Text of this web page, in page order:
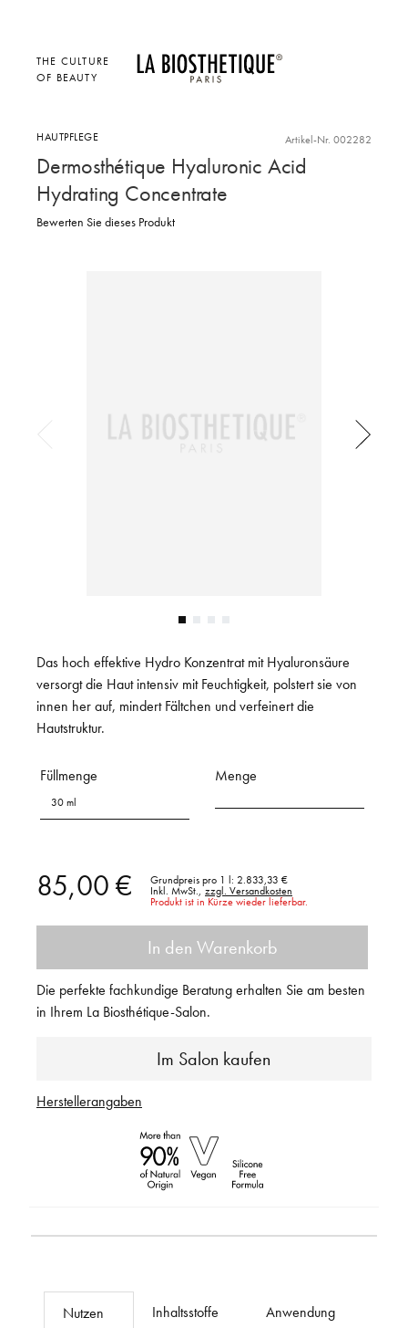
THE CULTURE
OF BEAUTY
HAUTPFLEGE Artikel-Nr. 002282
Dermosthétique Hyaluronic Acid
Hydrating Concentrate
Bewerten Sie dieses Produkt
Das hoch effektive Hydro Konzentrat mit Hyaluronsäure
versorgt die Haut intensiv mit Feuchtigkeit, polstert sie von
innen her auf, mindert Fältchen und verfeinert die
Hautstruktur.
Füllmenge
30 ml
Menge
85,00 € Grundpreis pro 1 l: 2.833,33 €
Inkl. MwSt.,
zzgl. Versandkosten
Produkt ist in Kürze wieder lieferbar.
In den Warenkorb
Im Salon kaufen
Die perfekte fachkundige Beratung erhalten Sie am besten
in Ihrem La Biosthétique-Salon.
Herstellerangaben
Nutzen Inhaltsstoffe Anwendung